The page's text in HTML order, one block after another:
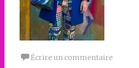
Écrire un commentaire